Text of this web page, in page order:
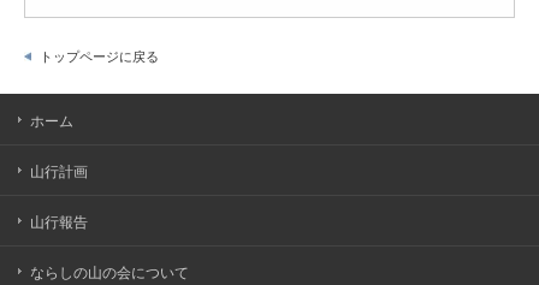
トップページに戻る
ホーム
山行計画
山行報告
ならしの山の会について